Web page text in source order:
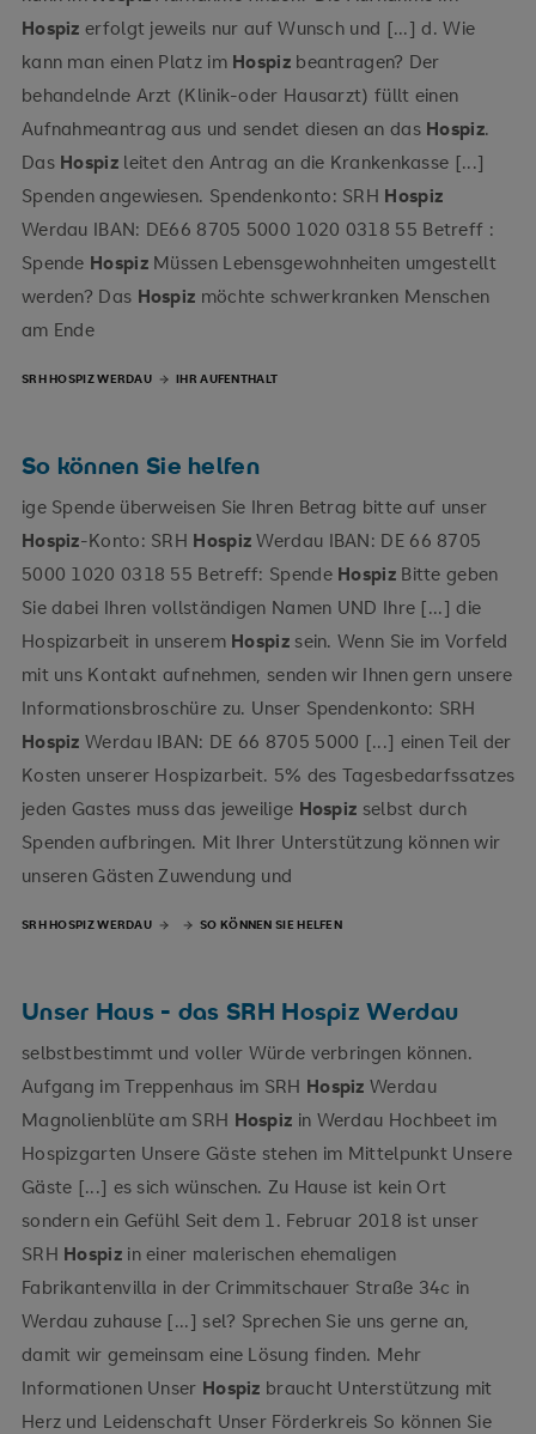
Hospiz erfolgt jeweils nur auf Wunsch und [...] d. Wie
kann man einen Platz im Hospizbeantragen? Der
behandelnde Arzt (Klinik-oder Hausarzt) füllt einen
Aufnahmeantrag aus und sendet diesen an das Hospiz.
Das Hospizleitet den Antrag an die Krankenkasse [...]
Spenden angewiesen. Spendenkonto: SRH Hospiz
Werdau IBAN: DE66 8705 5000 1020 0318 55 Betreff :
Spende HospizMüssen Lebensgewohnheiten umgestellt
werden? Das Hospiz möchte schwerkranken Menschen
am Ende
SRH HOSPIZ WERDAU IHR AUFENTHALT
So können Sie helfen
ige Spende überweisen Sie Ihren Betrag bitte auf unser
Hospiz-Konto: SRH Hospiz Werdau IBAN: DE 66 8705
5000 1020 0318 55 Betreff: Spende HospizBitte geben
Sie dabei Ihren vollständigen Namen UND Ihre [...] die
Hospizarbeit in unserem Hospizsein. Wenn Sie im Vorfeld
mit uns Kontakt aufnehmen, senden wir Ihnen gern unsere
Informationsbroschüre zu. Unser Spendenkonto: SRH
Hospiz Werdau IBAN: DE 66 8705 5000 [...] einen Teil der
Kosten unserer Hospizarbeit. 5% des Tagesbedarfssatzes
jeden Gastes muss das jeweilige Hospiz selbst durch
Spenden aufbringen. Mit Ihrer Unterstützung können wir
unseren Gästen Zuwendung und
SRH HOSPIZ WERDAU SO KÖNNEN SIE HELFEN
Unser Haus - das SRH Hospiz Werdau
selbstbestimmt und voller Würde verbringen können.
Aufgang im Treppenhaus im SRH Hospiz Werdau
Magnolienblüte am SRH Hospiz in Werdau Hochbeet im
Hospizgarten Unsere Gäste stehen im Mittelpunkt Unsere
Gäste [...] es sich wünschen. Zu Hause ist kein Ort
sondern ein Gefühl Seit dem 1. Februar 2018 ist unser
SRH Hospizin einer malerischen ehemaligen
Fabrikantenvilla in der Crimmitschauer Straße 34c in
Werdau zuhause [...] sel? Sprechen Sie uns gerne an,
damit wir gemeinsam eine Lösung finden. Mehr
Informationen Unser Hospiz braucht Unterstützung mit
Herz und Leidenschaft Unser Förderkreis So können Sie